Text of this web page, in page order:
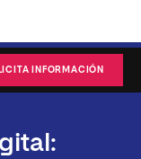
INFORMACIÓN